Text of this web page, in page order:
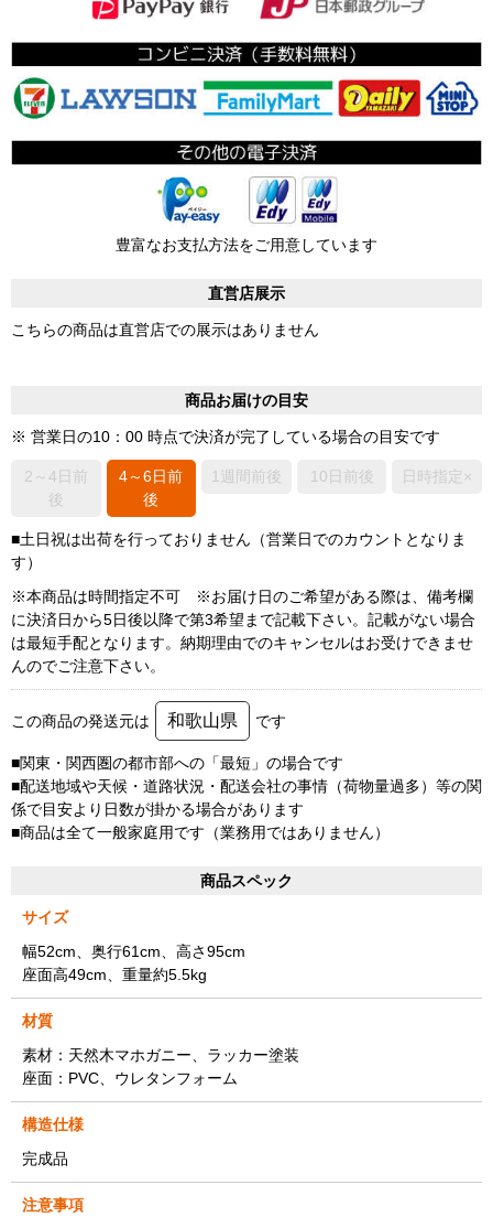
豊富なお支払方法をご用意しています
直営店展示
こちらの商品は直営店での展示はありません
商品お届けの目安
※ 営業日の10：00 時点で決済が完了している場合の目安です
2～4日前
後
4～6日前
後
1週間前後 10日前後 日時指定×
■土日祝は出荷を行っておりません（営業日でのカウントとなりま
す）
※本商品は時間指定不可 ※お届け日のご希望がある際は、備考欄
に決済日から5日後以降で第3希望まで記載下さい。記載がない場合
は最短手配となります。納期理由でのキャンセルはお受けできませ
んのでご注意下さい。
この商品の発送元は 和歌山県 です
■関東・関西圏の都市部への「最短」の場合です
■配送地域や天候・道路状況・配送会社の事情（荷物量過多）等の関
係で目安より日数が掛かる場合があります
■商品は全て一般家庭用です（業務用ではありません）
商品スペック
サイズ
幅52cm、奥行61cm、高さ95cm
座面高49cm、重量約5.5kg
材質
素材：天然木マホガニー、ラッカー塗装
座面：PVC、ウレタンフォーム
構造仕様
完成品
注意事項